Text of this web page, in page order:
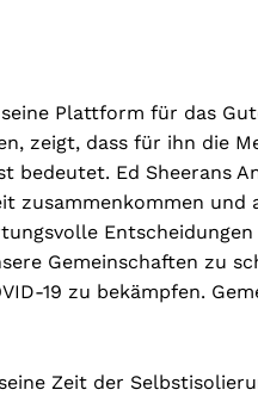
Plattform für das
zeigt, dass für ihn die
bedeutet. Ed Sheerans
zusammenkommen und
Gemeinschaften zu
19 zu bekämpfen.
Zeit der